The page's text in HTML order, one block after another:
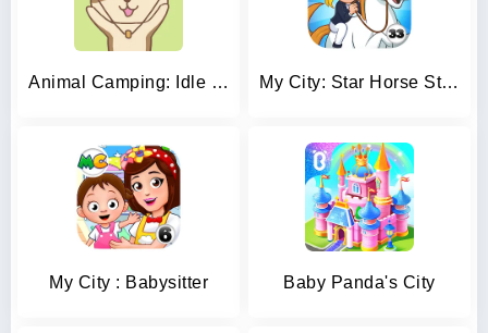
Animal Camping: Idle Camp My City: Star Horse Stable
My City : Babysitter Baby Panda's City